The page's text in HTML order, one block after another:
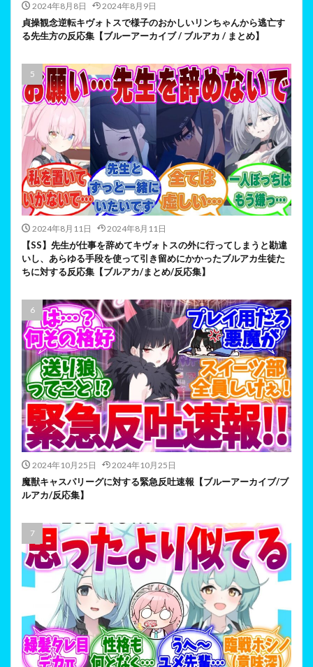
2024年8月8日 2024年8月9日
貞操観念逆転キヴォトスで様子のおかしいリンちゃんから逃亡す
る先生方の反応集【ブルーアーカイブ / ブルアカ / まとめ】
2024年8月11日 2024年8月11日
【SS】先生が仕事を辞めてキヴォトスの外に行ってしまうと勘違
いし、あらゆる手段を使って引き留めにかかったブルアカ生徒た
ちに対する反応集【ブルアカ/まとめ/反応集】
2024年10月25日 2024年10月25日
魔獣キャスパリーグに対する緊急反吐速報【ブルーアーカイブ/ブ
ルアカ/反応集】